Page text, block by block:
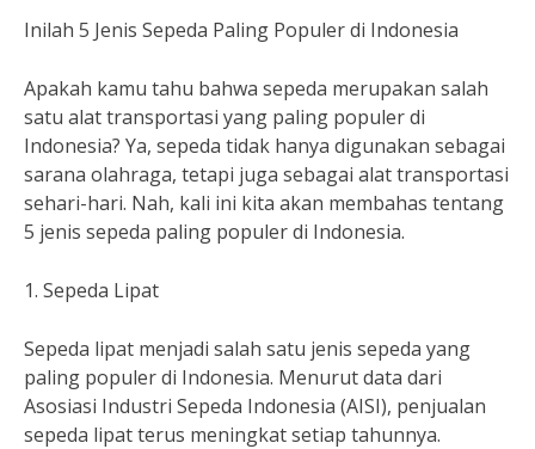
Inilah 5 Jenis Sepeda Paling Populer di Indonesia
Apakah kamu tahu bahwa sepeda merupakan salah
satu alat transportasi yang paling populer di
Indonesia? Ya, sepeda tidak hanya digunakan sebagai
sarana olahraga, tetapi juga sebagai alat transportasi
sehari-hari. Nah, kali ini kita akan membahas tentang
5 jenis sepeda paling populer di Indonesia.
1. Sepeda Lipat
Sepeda lipat menjadi salah satu jenis sepeda yang
paling populer di Indonesia. Menurut data dari
Asosiasi Industri Sepeda Indonesia (AISI), penjualan
sepeda lipat terus meningkat setiap tahunnya.